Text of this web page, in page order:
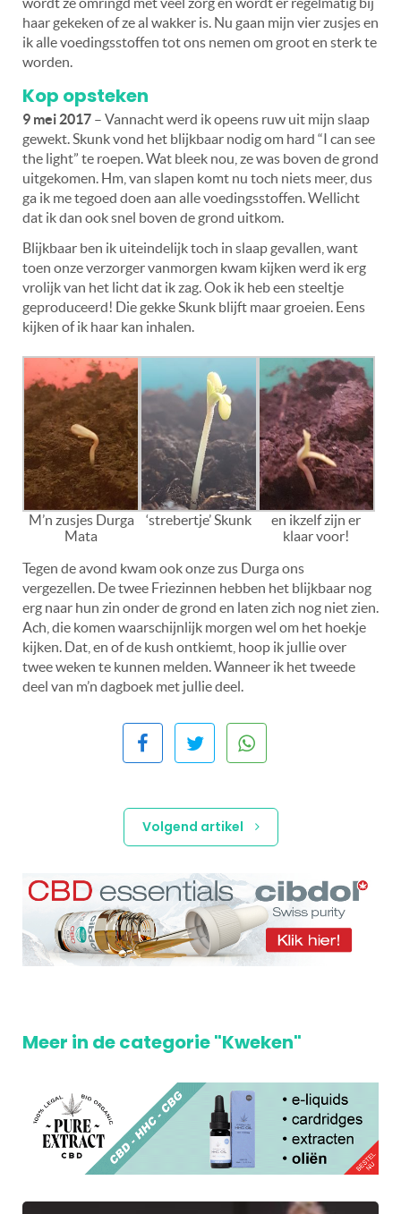
haar gekeken of ze al wakker is. Nu gaan mijn vier zusjes en
ik alle voedingsstoffen tot ons nemen om groot en sterk te
worden.
Kop opsteken
9 mei 2017 – Vannacht werd ik opeens ruw uit mijn slaap
gewekt. Skunk vond het blijkbaar nodig om hard “I can see
the light” te roepen. Wat bleek nou, ze was boven de grond
uitgekomen. Hm, van slapen komt nu toch niets meer, dus
ga ik me tegoed doen aan alle voedingsstoffen. Wellicht
dat ik dan ook snel boven de grond uitkom.
Blijkbaar ben ik uiteindelijk toch in slaap gevallen, want
toen onze verzorger vanmorgen kwam kijken werd ik erg
vrolijk van het licht dat ik zag. Ook ik heb een steeltje
geproduceerd! Die gekke Skunk blijft maar groeien. Eens
kijken of ik haar kan inhalen.
M’n zusjes Durga
Mata
‘strebertje’ Skunk
en ikzelf zijn er
klaar voor!
Tegen de avond kwam ook onze zus Durga ons
vergezellen. De twee Friezinnen hebben het blijkbaar nog
erg naar hun zin onder de grond en laten zich nog niet zien.
Ach, die komen waarschijnlijk morgen wel om het hoekje
kijken. Dat, en of de kush ontkiemt, hoop ik jullie over
twee weken te kunnen melden. Wanneer ik het tweede
deel van m’n dagboek met jullie deel.
Volgend artikel
Meer in de categorie "Kweken"